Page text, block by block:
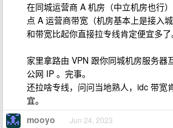
在同城运营商 A 机房（中立机房也行
点 A 运营商带宽（机房基本上是接入
和带宽比起你直接拉专线肯定便宜多了
家里拿路由 VPN 跟你同城机房服务器
公网 IP 。完事。
还拉啥专线，问问当地熟人，idc 带宽
宜。
mooyo Jun 24, 2023